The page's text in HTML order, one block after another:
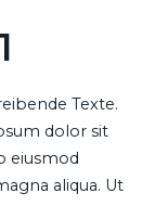
Texte.
dolor sit
eiusmod
aliqua. Ut